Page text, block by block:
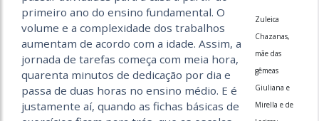
Zuleica
Chazanas,
mãe das
gêmeas
Giuliana e
Mirella e de
primeiro ano do ensino fundamental. O
volume e a complexidade dos trabalhos
aumentam de acordo com a idade. Assim, a
jornada de tarefas começa com meia hora,
quarenta minutos de dedicação por dia e
passa de duas horas no ensino médio. E é
justamente aí, quando as fichas básicas de